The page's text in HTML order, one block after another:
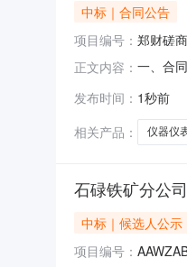
中标｜合同公告
项目编号： 郑财磋
正文内容： 一、合
赞环保
发布时间： 1秒前
相关产品：
仪器仪
石碌铁矿分公
中标｜候选人公示
项目编号：